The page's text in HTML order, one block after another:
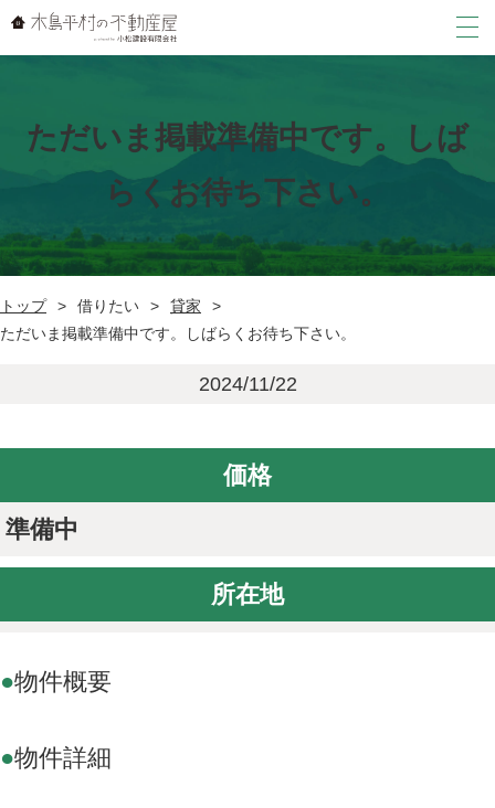
買いたい
中古戸建て
土地
新築住宅
アパート・マンション
会社案内
よくある質問
ただいま掲載準備中です。しば
らくお待ち下さい。
トップ 借りたい
貸家
ただいま掲載準備中です。しばらくお待ち下さい。
2024/11/22
価格
準備中
所在地
●物件概要
●物件詳細